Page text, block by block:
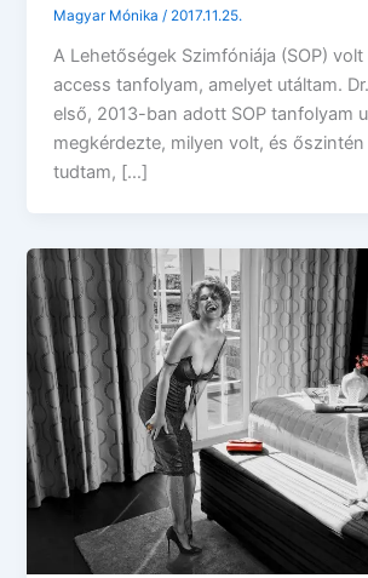
Magyar Mónika/ 2017.11.25.
A Lehetőségek Szimfóniája (SOP)
access tanfolyam, amelyet utáltam.
első, 2013-ban adott SOP tanfolyam
megkérdezte, milyen volt, és
tudtam, […]